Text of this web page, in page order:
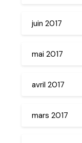
juin 2017
mai 2017
avril 2017
mars 2017